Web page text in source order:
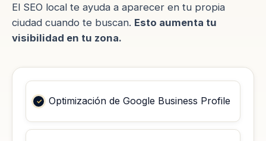
El SEO local te ayuda a aparecer en tu propia
ciudad cuando te buscan. Esto aumenta tu
visibilidad en tu zona.
Optimización de Google Business Profile